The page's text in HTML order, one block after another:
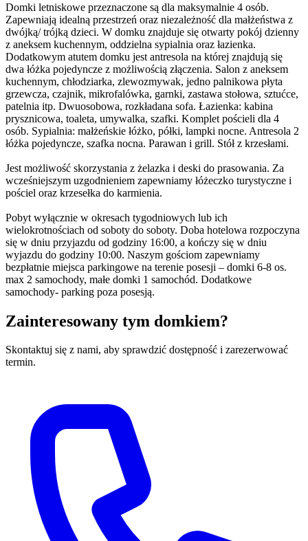
Domki letniskowe przeznaczone są dla maksymalnie 4 osób.
Zapewniają idealną przestrzeń oraz niezależność dla małżeństwa z
dwójką/ trójką dzieci. W domku znajduje się otwarty pokój dzienny
z aneksem kuchennym, oddzielna sypialnia oraz łazienka.
Dodatkowym atutem domku jest antresola na której znajdują się
dwa łóżka pojedyncze z możliwością złączenia. Salon z aneksem
kuchennym, chłodziarka, zlewozmywak, jedno palnikowa płyta
grzewcza, czajnik, mikrofalówka, garnki, zastawa stołowa, sztućce,
patelnia itp. Dwuosobowa, rozkładana sofa. Łazienka: kabina
prysznicowa, toaleta, umywalka, szafki. Komplet pościeli dla 4
osób. Sypialnia: małżeńskie łóżko, półki, lampki nocne. Antresola 2
łóżka pojedyncze, szafka nocna. Parawan i grill. Stół z krzesłami.
Jest możliwość skorzystania z żelazka i deski do prasowania. Za
wcześniejszym uzgodnieniem zapewniamy łóżeczko turystyczne i
pościel oraz krzesełka do karmienia.
Pobyt wyłącznie w okresach tygodniowych lub ich
wielokrotnościach od soboty do soboty. Doba hotelowa rozpoczyna
się w dniu przyjazdu od godziny 16:00, a kończy się w dniu
wyjazdu do godziny 10:00. Naszym gościom zapewniamy
bezpłatnie miejsca parkingowe na terenie posesji – domki 6-8 os.
max 2 samochody, małe domki 1 samochód. Dodatkowe
samochody- parking poza posesją.
Zainteresowany tym domkiem?
Skontaktuj się z nami, aby sprawdzić dostępność i zarezerwować
termin.